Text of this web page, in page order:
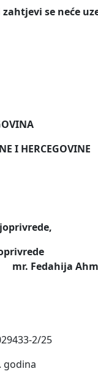
se neće
I HERCEGOVINE
mr. Fedahija
2/25
godina